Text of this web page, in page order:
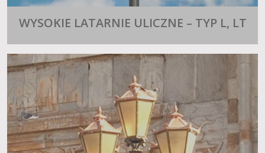
WYSOKIE LATARNIE ULICZNE – TYP L, LT